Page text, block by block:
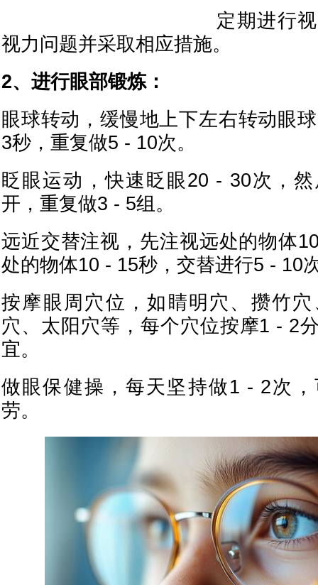
定期进行
视力问题并采取相应措施。
2、进行眼部锻炼：
眼球转动，缓慢地上下左右转动眼
3秒，重复做5 - 10次。
眨眼运动，快速眨眼20 - 30次，
开，重复做3 - 5组。
远近交替注视，先注视远处的物体
处的物体10 - 15秒，交替进行5 - 10
按摩眼周穴位，如睛明穴、攒竹
穴、太阳穴等，每个穴位按摩1 - 2
宜。
做眼保健操，每天坚持做1 - 2次
劳。